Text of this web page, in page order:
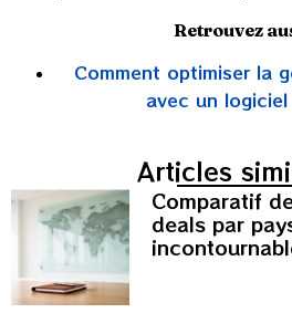
Retrouvez
Comment optimiser la
avec un
Articles
Comparatif
deals par